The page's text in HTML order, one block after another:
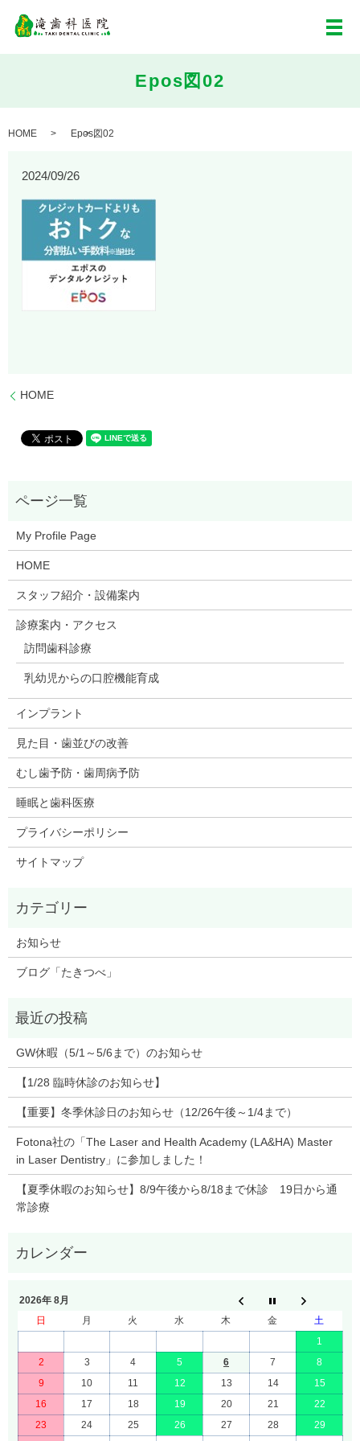
メ
Epos図02
HOME Epos図02
2024/09/26
HOME
My Profile Page
HOME
スタッフ紹介・設備案内
診療案内・アクセス
訪問歯科診療
乳幼児からの口腔機能育成
インプラント
見た目・歯並びの改善
むし歯予防・歯周病予防
睡眠と歯科医療
プライバシーポリシー
サイトマップ
お知らせ
ブログ「たきつべ」
GW休暇（5/1～5/6まで）のお知らせ
【1/28 臨時休診のお知らせ】
【重要】冬季休診日のお知らせ（12/26午後～1/4まで）
Fotona社の「The Laser and Health Academy (LA&HA) Master
in Laser Dentistry」に参加しました！
【夏季休暇のお知らせ】8/9午後から8/18まで休診 19日から通
常診療
2026年 8月
日
月 火 水 木 金
土
1
2
3 4 5 6 7
8
9
10 11 12 13 14
15
16
17 18 19 20 21
22
23
24 25 26 27 28
29